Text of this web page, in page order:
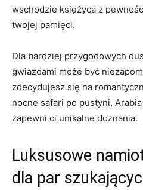
wschodzie księżyca z
twojej pamięci.
Dla bardziej przygodowych
gwiazdami może być
zdecydujesz się na
⁤nocne safari ⁢po pustyni,
zapewni ci unikalne ‍doznania.
Luksusowe
dla par